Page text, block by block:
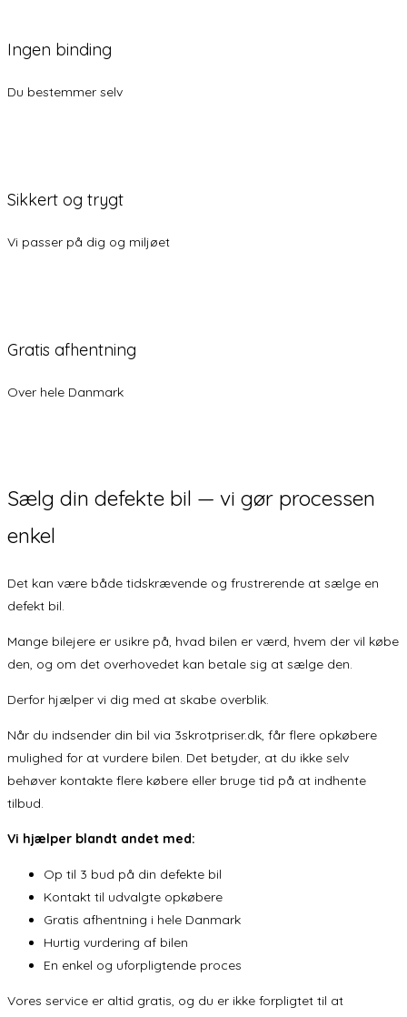
Ingen binding
Du bestemmer selv
Sikkert og trygt
Vi passer på dig og miljøet
Gratis afhentning
Over hele Danmark
Sælg din defekte bil — vi gør processen
enkel
Det kan være både tidskrævende og frustrerende at sælge en
defekt bil.
Mange bilejere er usikre på, hvad bilen er værd, hvem der vil købe
den, og om det overhovedet kan betale sig at sælge den.
Derfor hjælper vi dig med at skabe overblik.
Når du indsender din bil via 3skrotpriser.dk, får flere opkøbere
mulighed for at vurdere bilen. Det betyder, at du ikke selv
behøver kontakte flere købere eller bruge tid på at indhente
tilbud.
Vi hjælper blandt andet med:
Op til 3 bud på din defekte bil
Kontakt til udvalgte opkøbere
Gratis afhentning i hele Danmark
Hurtig vurdering af bilen
En enkel og uforpligtende proces
Vores service er altid gratis, og du er ikke forpligtet til at